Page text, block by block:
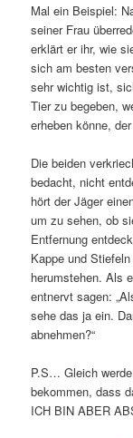
Mal ein Beispiel:
seiner Frau
erklärt er ihr, wie
sich am besten
sehr wichtig ist,
Tier zu begeben,
erheben könne,
Die beiden
bedacht, nicht
hört der Jäger
um zu sehen, ob
Entfernung
Kappe und
herumstehen. Als
entnervt sagen:
sehe das ja ein.
abnehmen?“
P.S… Gleich
bekommen, dass
ICH BIN ABER